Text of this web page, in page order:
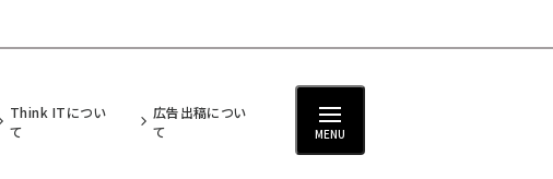
Think ITについ
て
広告出稿につい
て
MENU